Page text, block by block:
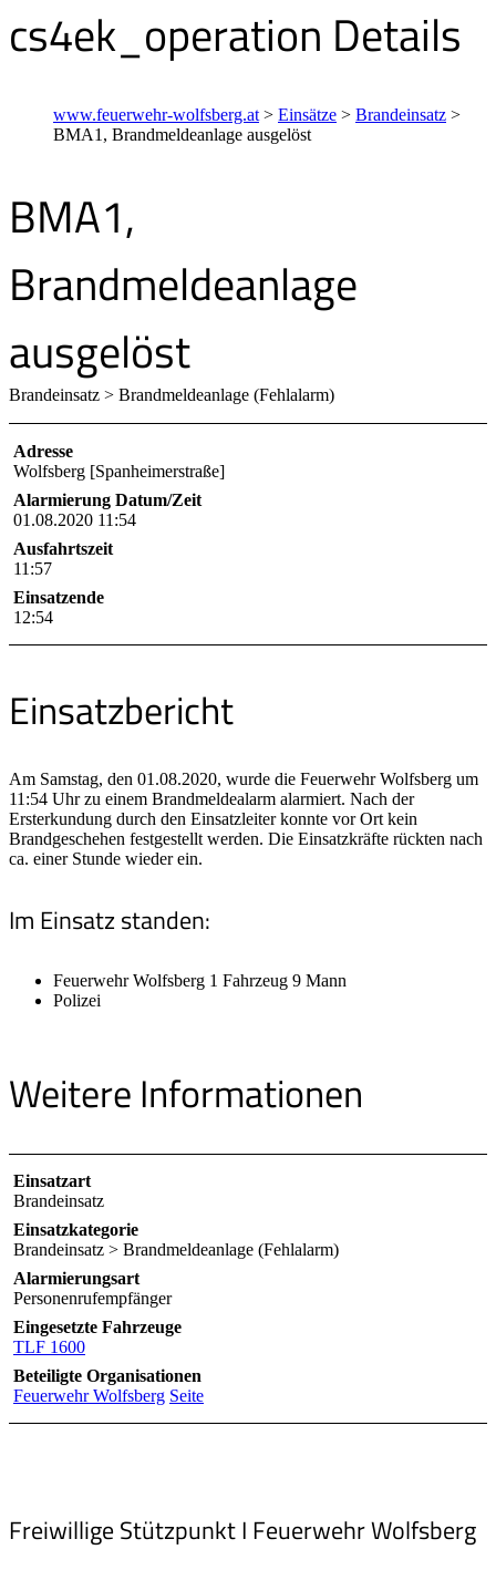
cs4ek_operation Details
www.feuerwehr-wolfsberg.at > Einsätze > Brandeinsatz >
BMA1, Brandmeldeanlage ausgelöst
BMA1,
Brandmeldeanlage
ausgelöst
Brandeinsatz > Brandmeldeanlage (Fehlalarm)
Adresse
Wolfsberg [Spanheimerstraße]
Alarmierung Datum/Zeit
01.08.2020 11:54
Ausfahrtszeit
11:57
Einsatzende
12:54
Einsatzbericht
Am Samstag, den 01.08.2020, wurde die Feuerwehr Wolfsberg um
11:54 Uhr zu einem Brandmeldealarm alarmiert. Nach der
Ersterkundung durch den Einsatzleiter konnte vor Ort kein
Brandgeschehen festgestellt werden. Die Einsatzkräfte rückten nach
ca. einer Stunde wieder ein.
Im Einsatz standen:
Feuerwehr Wolfsberg 1 Fahrzeug 9 Mann
Polizei
Weitere Informationen
Einsatzart
Brandeinsatz
Einsatzkategorie
Brandeinsatz > Brandmeldeanlage (Fehlalarm)
Alarmierungsart
Personenrufempfänger
Eingesetzte Fahrzeuge
TLF 1600
Beteiligte Organisationen
Feuerwehr Wolfsberg Seite
Freiwillige Stützpunkt I Feuerwehr Wolfsberg